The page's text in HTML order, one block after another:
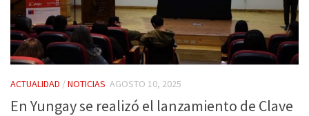
ACTUALIDAD /NOTICIAS AGOSTO 10, 2025
En Yungay se realizó el lanzamiento de Clave